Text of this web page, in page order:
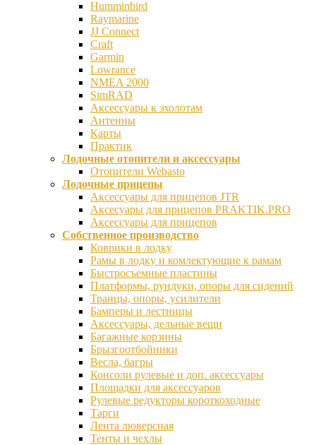
Humminbird
Raymarine
JJ Connect
Craft
Garmin
Lowrance
NMEA 2000
SimRAD
Аксессуары к эхолотам
Антенны
Карты
Практик
Лодочные отопители и аксессуары
Отопители Webasto
Лодочные прицепы
Аксессуары для прицепов JTR
Аксесуары для прицепов PRAKTIK.PRO
Аксессуары для прицепов
Собственное производство
Коврики в лодку
Рамы в лодку и комлектующие к рамам
Быстросъемные пластины
Платформы, рундуки, опоры для сидений
Транцы, опоры, усилители
Бамперы и лестницы
Аксессуары, дельные вещи
Багажные корзины
Брызгоотбойники
Весла, багры
Консоли рулевые и доп. аксессуары
Площадки для аксессуаров
Рулевые редукторы короткоходные
Тарги
Лента люверсная
Тенты и чехлы